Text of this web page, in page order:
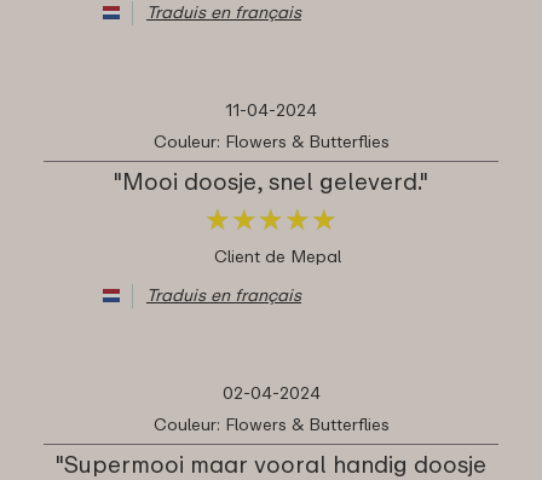
Traduis en français
11-04-2024
Couleur: Flowers & Butterflies
"Mooi doosje, snel geleverd."
★★★★★
★★★★★
Client de Mepal
Traduis en français
02-04-2024
Couleur: Flowers & Butterflies
"Supermooi maar vooral handig doosje